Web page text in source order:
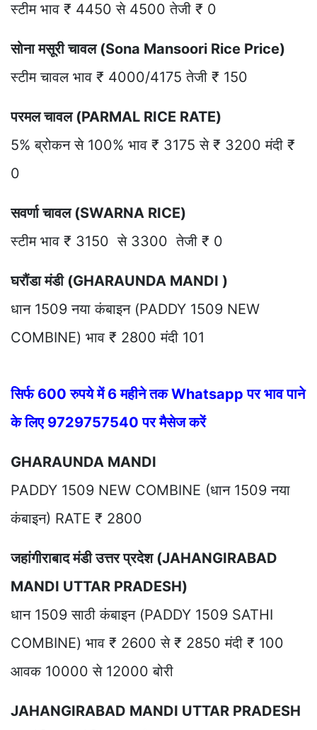
स्टीम भाव ₹ 4450 से 4500 तेजी ₹ 0
सोना मसूरी चावल (Sona Mansoori Rice Price)
स्टीम चावल भाव ₹ 4000/4175 तेजी ₹ 150
परमल चावल (PARMAL RICE RATE)
5% ब्रोकन से 100% भाव ₹ 3175 से ₹ 3200 मंदी ₹
0
सवर्णा चावल (SWARNA RICE)
स्टीम भाव ₹ 3150 से 3300 तेजी ₹ 0
घरौंडा मंडी (GHARAUNDA MANDI )
धान 1509 नया कंबाइन (PADDY 1509 NEW
COMBINE) भाव ₹ 2800 मंदी 101
सिर्फ 600 रुपये में 6 महीने तक Whatsapp पर भाव पाने
के लिए 9729757540 पर मैसेज करें
GHARAUNDA MANDI
PADDY 1509 NEW COMBINE (धान 1509 नया
कंबाइन) RATE ₹ 2800
जहांगीराबाद मंडी उत्तर प्रदेश (JAHANGIRABAD
MANDI UTTAR PRADESH)
धान 1509 साठी कंबाइन (PADDY 1509 SATHI
COMBINE) भाव ₹ 2600 से ₹ 2850 मंदी ₹ 100
आवक 10000 से 12000 बोरी
JAHANGIRABAD MANDI UTTAR PRADESH